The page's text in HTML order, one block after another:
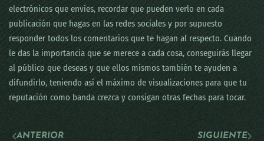
electrónicos que envíes, recordar que pueden verlo en cada
publicación que hagas en las redes sociales y por supuesto
responder todos los comentarios que te hagan al respecto. Cuando
le das la importancia que se merece a cada cosa, conseguirás llegar
al público que deseas y que ellos mismos también te ayuden a
difundirlo, teniendo así el máximo de visualizaciones para que tu
reputación como banda crezca y consigan otras fechas para tocar.
ANTERIOR SIGUIENTE